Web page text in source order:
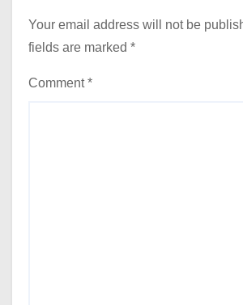
Your email address will not be
fields are marked *
Comment*